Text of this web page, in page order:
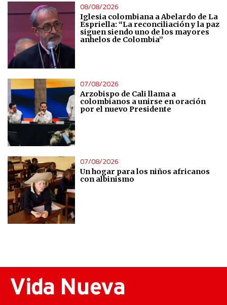
08/08/2026
Iglesia colombiana a Abelardo de La
Espriella: “La reconciliación y la paz
siguen siendo uno de los mayores
anhelos de Colombia”
07/08/2026
Arzobispo de Cali llama a
colombianos a unirse en oración
por el nuevo Presidente
07/08/2026
Un hogar para los niños africanos
con albinismo